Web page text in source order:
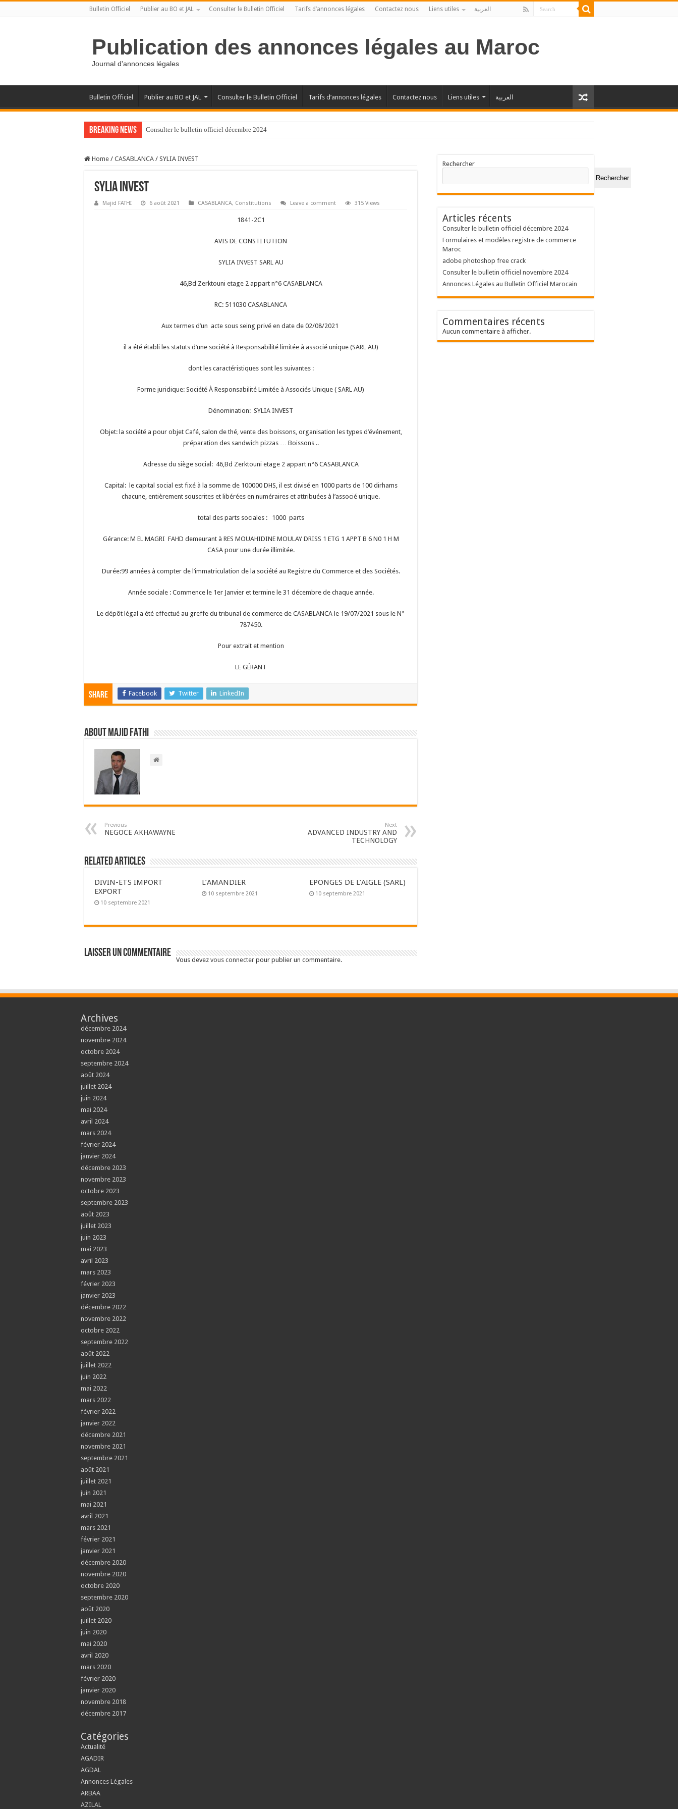
Bulletin Officiel Publier au BO et JAL Consulter le Bulletin Officiel Tarifs d’annonces légales Contactez nous Liens utiles العربية
Publication des annonces légales au Maroc
Journal d'annonces légales
Bulletin Officiel Publier au BO et JAL Consulter le Bulletin Officiel Tarifs d’annonces légales Contactez nous Liens utiles العربية
Breaking News Consulter le bulletin officiel décembre 2024
Home / CASABLANCA / SYLIA INVEST
SYLIA INVEST
Majid FATHI 6 août 2021 CASABLANCA, Constitutions Leave a comment 315 Views
1841-2C1
AVIS DE CONSTITUTION
SYLIA INVEST SARL AU
46,Bd Zerktouni etage 2 appart n°6 CASABLANCA
RC: 511030 CASABLANCA
Aux termes d’un acte sous seing privé en date de 02/08/2021
il a été établi les statuts d’une société à Responsabilité limitée à associé unique (SARL AU)
dont les caractéristiques sont les suivantes :
Forme juridique: Société À Responsabilité Limitée à Associés Unique ( SARL AU)
Dénomination: SYLIA INVEST
Objet: la société a pour objet Café, salon de thé, vente des boissons, organisation les types d’événement,
préparation des sandwich pizzas … Boissons ..
Adresse du siège social: 46,Bd Zerktouni etage 2 appart n°6 CASABLANCA
Capital: le capital social est fixé à la somme de 100000 DHS, il est divisé en 1000 parts de 100 dirhams
chacune, entièrement souscrites et libérées en numéraires et attribuées à l’associé unique.
total des parts sociales : 1000 parts
Gérance: M EL MAGRI FAHD demeurant à RES MOUAHIDINE MOULAY DRISS 1 ETG 1 APPT B 6 N0 1 H M
CASA pour une durée illimitée.
Durée:99 années à compter de l’immatriculation de la société au Registre du Commerce et des Sociétés.
Année sociale : Commence le 1er Janvier et termine le 31 décembre de chaque année.
Le dépôt légal a été effectué au greffe du tribunal de commerce de CASABLANCA le 19/07/2021 sous le N°
787450.
Pour extrait et mention
LE GÉRANT
Share Facebook Twitter LinkedIn
About Majid FATHI
Previous
NEGOCE AKHAWAYNE
Next
ADVANCED INDUSTRY AND
TECHNOLOGY
Related Articles
DIVIN-ETS IMPORT
EXPORT
10 septembre 2021
L’AMANDIER
10 septembre 2021
EPONGES DE L’AIGLE (SARL)
10 septembre 2021
Laisser un commentaire
Vous devez vous connecter pour publier un commentaire.
Rechercher
Rechercher
Articles récents
Consulter le bulletin officiel décembre 2024
Formulaires et modèles registre de commerce
Maroc
adobe photoshop free crack
Consulter le bulletin officiel novembre 2024
Annonces Légales au Bulletin Officiel Marocain
Commentaires récents
Aucun commentaire à afficher.
Archives
décembre 2024
novembre 2024
octobre 2024
septembre 2024
août 2024
juillet 2024
juin 2024
mai 2024
avril 2024
mars 2024
février 2024
janvier 2024
décembre 2023
novembre 2023
octobre 2023
septembre 2023
août 2023
juillet 2023
juin 2023
mai 2023
avril 2023
mars 2023
février 2023
janvier 2023
décembre 2022
novembre 2022
octobre 2022
septembre 2022
août 2022
juillet 2022
juin 2022
mai 2022
mars 2022
février 2022
janvier 2022
décembre 2021
novembre 2021
septembre 2021
août 2021
juillet 2021
juin 2021
mai 2021
avril 2021
mars 2021
février 2021
janvier 2021
décembre 2020
novembre 2020
octobre 2020
septembre 2020
août 2020
juillet 2020
juin 2020
mai 2020
avril 2020
mars 2020
février 2020
janvier 2020
novembre 2018
décembre 2017
Catégories
Actualité
AGADIR
AGDAL
Annonces Légales
ARBAA
AZILAL